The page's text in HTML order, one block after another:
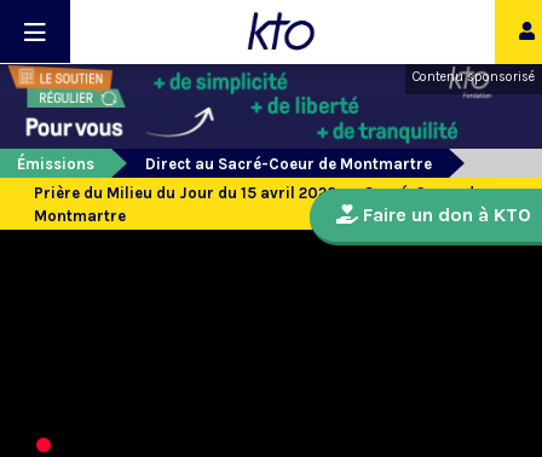
Contenu sponsorisé
Émissions
Direct au Sacré-Coeur de Montmartre
Prière du Milieu du Jour du 15 avril 2023 au Sacré-Coeur de
Montmartre
Faire un don à KTO